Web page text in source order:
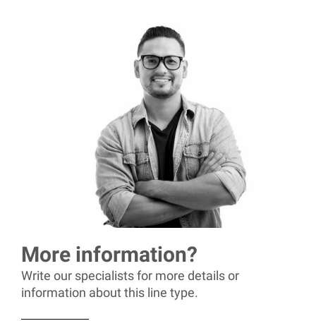
More information?
Write our specialists for more details or
information about this line type.